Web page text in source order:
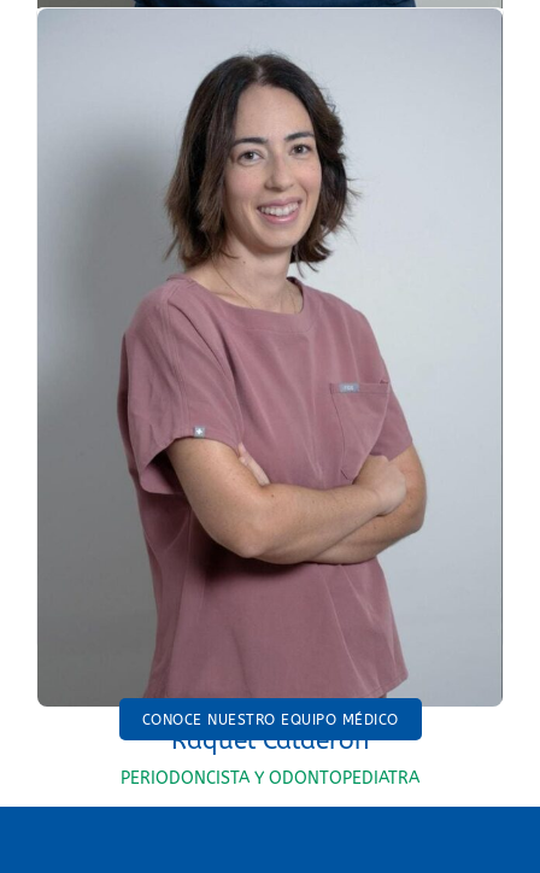
Adirane Guerra​
DIRECTORA MÉDICA Y ORTODONCISTA
Raquel Calderón
PERIODONCISTA Y ODONTOPEDIATRA
Rompemos con los mitos de la visita al
dentista transmitiendo tranquilidad,
cercanía y confianza.
CONOCE NUESTRO EQUIPO MÉDICO